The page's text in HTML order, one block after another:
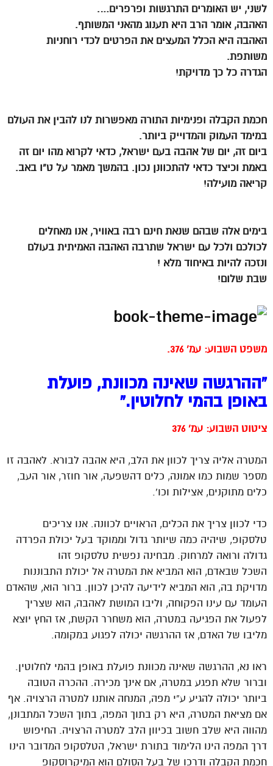
לשני, יש האומרים התרגשות ופרפרים….
האהבה, אומר הרב היא תענוג מהאני המשותף.
האהבה היא הכלל המעצים את הפרטים לכדי רוחניות
משותפת.
הגדרה כל כך מדויקת!
חכמת הקבלה ופנימיות התורה מאפשרות לנו להבין את העולם
במימד העמוק והמדוייק ביותר.
ביום זה, יום של אהבה בעם ישראל, כדאי לקרוא מהו יום זה
באמת וכיצד כדאי להתכוונן נכון. בהמשך מאמר על ט”ו באב.
קריאה מועילה!
בימים אלה שבהם שנאת חינם רבה באוויר, אנו מאחלים
לכולכם ולכל עם ישראל שתרבה האהבה האמיתית בעולם
ונזכה להיות באיחוד מלא !
שבת שלום!
משפט השבוע: עמ’ 376.
“ההרגשה שאינה מכוונת, פועלת
באופן בהמי לחלוטין.”
ציטוט השבוע: עמ’ 376
המטרה אליה צריך לכוון את הלב, היא אהבה לבורא. לאהבה זו
מספר שמות כמו אמונה, כלים דהשפעה, אור חוזר, אור העב,
כלים מתוקנים, אצילות וכו’.
כדי לכוון צריך את הכלים, הראויים לכוונה. אנו צריכים
טלסקופ, שיהיה כמה שיותר גדול וממוקד בעל יכולת הפרדה
גדולה ורואה למרחוק. מבחינה נפשית טלסקופ זהו
השכל שבאדם, הוא המביא את המטרה אל יכולת התבוננות
מדויקת בה, הוא המביא לידיעה להיכן לכוון. ברור הוא, שהאדם
העומד עם עינו הפקוחה, וליבו המושת לאהבה, הוא שצריך
לפעול את הפגיעה במטרה, הוא משחרר הקשת, אז החץ יוצא
מליבו של האדם, אז ההרגשה יכולה לפגוע במקומה.
ראו נא, ההרגשה שאינה מכוונת פועלת באופן בהמי לחלוטין.
וברור שלא תפגע במטרה, אם אינך מכירה. ההכרה הטובה
ביותר יכולה להגיע ע”י מפה, המנחה אותנו למטרה הרצויה. אף
אם מציאת המטרה, היא רק בתוך המפה, בתוך השכל המתבונן,
מהווה היא שלב חשוב בכיוון הלב למטרה הרצויה. החיפוש
דרך המפה הינו הלימוד בתורת ישראל, הטלסקופ המדובר הינו
חכמת הקבלה ודרכו של בעל הסולם הוא המיקרוסקופ